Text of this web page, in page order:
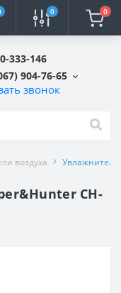
0 0
333-146
904-76-65
звонок
воздуха Увлажнитель
CH-